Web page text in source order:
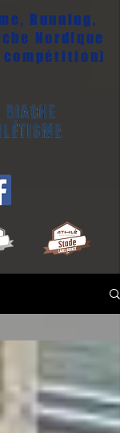
Running,
Nordique